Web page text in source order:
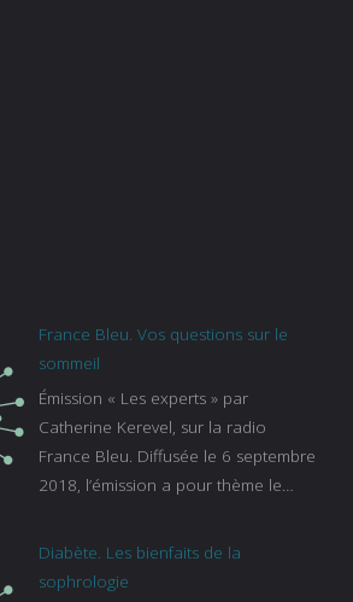
France Bleu. Vos questions sur le
sommeil
Émission « Les experts » par
Catherine Kerevel, sur la radio
France Bleu. Diffusée le 6 septembre
2018, l’émission a pour thème le
bleu :
https://www.francebleu.fr/emissions/l
Diabète. Les bienfaits de la
sophrologie